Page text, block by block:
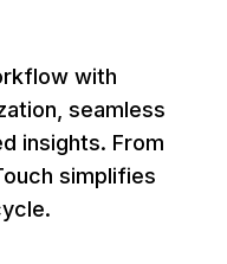
with
seamless
insights. From
simplifies